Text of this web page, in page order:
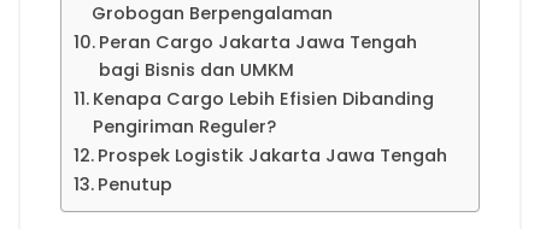
Grobogan Berpengalaman
Peran Cargo Jakarta Jawa Tengah
bagi Bisnis dan UMKM
Kenapa Cargo Lebih Efisien Dibanding
Pengiriman Reguler?
Prospek Logistik Jakarta Jawa Tengah
Penutup